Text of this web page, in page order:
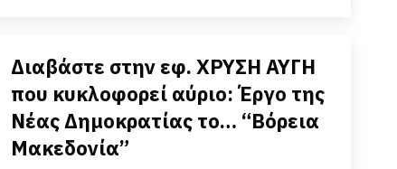
Διαβάστε στην εφ. ΧΡΥΣΗ ΑΥΓΗ
που κυκλοφορεί αύριο: Έργο της
Νέας Δημοκρατίας το… “Βόρεια
Μακεδονία”